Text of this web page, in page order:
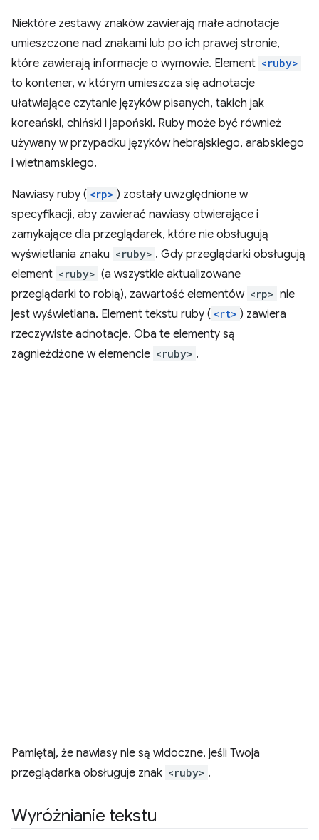
Niektóre zestawy znaków zawierają małe adnotacje
umieszczone nad znakami lub po ich prawej stronie,
które zawierają informacje o wymowie. Element <ruby>
to kontener, w którym umieszcza się adnotacje
ułatwiające czytanie języków pisanych, takich jak
koreański, chiński i japoński. Ruby może być również
używany w przypadku języków hebrajskiego, arabskiego
i wietnamskiego.
Nawiasy ruby ( <rp> ) zostały uwzględnione w
specyfikacji, aby zawierać nawiasy otwierające i
zamykające dla przeglądarek, które nie obsługują
wyświetlania znaku <ruby> . Gdy przeglądarki obsługują
element <ruby> (a wszystkie aktualizowane
przeglądarki to robią), zawartość elementów <rp> nie
jest wyświetlana. Element tekstu ruby ( <rt> ) zawiera
rzeczywiste adnotacje. Oba te elementy są
zagnieżdżone w elemencie <ruby> .
Pamiętaj, że nawiasy nie są widoczne, jeśli Twoja
przeglądarka obsługuje znak <ruby> .
Wyróżnianie tekstu